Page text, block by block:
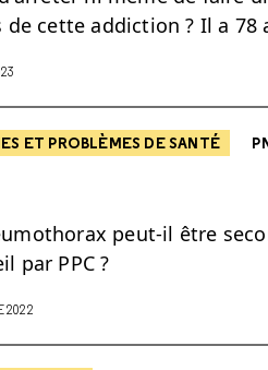
de cette addiction ? Il a 78
ET PROBLÈMES DE SANTÉ
peut-il être
par PPC ?
2022